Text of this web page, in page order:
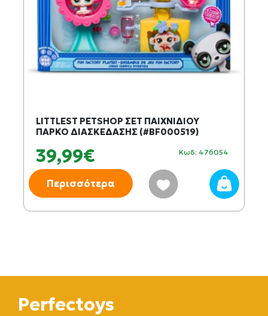
LITTLEST PETSHOP ΣΕΤ ΠΑΙΧΝΙΔΙΟΥ
ΠΑΡΚΟ ΔΙΑΣΚΕΔΑΣΗΣ (#BF000519)
39,99€ Κωδ: 476054
Περισσότερα
Perfectoys